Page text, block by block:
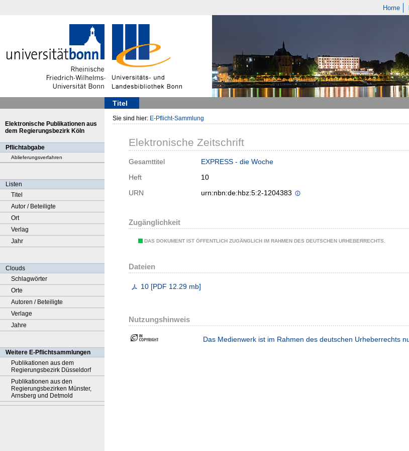
Home
Titel
Elektronische Publikationen aus
dem Regierungsbezirk Köln
Pflichtabgabe
Ablieferungsverfahren
Listen
Titel
Autor / Beteiligte
Ort
Verlag
Jahr
Clouds
Schlagwörter
Orte
Autoren / Beteiligte
Verlage
Jahre
Weitere E-Pflichtsammlungen
Publikationen aus dem
Regierungsbezirk Düsseldorf
Publikationen aus den
Regierungsbezirken Münster,
Arnsberg und Detmold
Sie sind hier: E-Pflicht-Sammlung
Elektronische Zeitschrift
Gesamttitel
EXPRESS - die Woche
Heft
10
URN
urn:nbn:de:hbz:5:2-1204383
Zugänglichkeit
DAS DOKUMENT IST ÖFFENTLICH ZUGÄNGLICH IM RAHMEN DES DEUTSCHEN URHEBERRECHTS.
Dateien
10 [PDF 12.29 mb]
Nutzungshinweis
Das Medienwerk ist im Rahmen des deutschen Urheberrechts